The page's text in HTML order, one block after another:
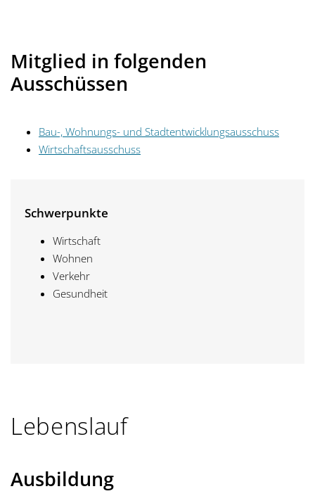
Mitglied in folgenden
Ausschüssen
Bau-, Wohnungs- und Stadtentwicklungsausschuss
Wirtschaftsausschuss
Schwerpunkte
Wirtschaft
Wohnen
Verkehr
Gesundheit
Lebenslauf
Ausbildung